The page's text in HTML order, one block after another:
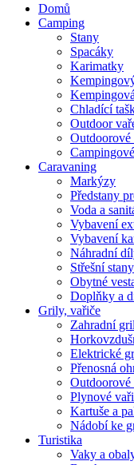
Domů
Camping
Stany
Spacáky
Karimatky
Chladící
Outdoor
Caravaning
Markýzy
Předstany
Voda a
Vybavení
Vybavení
Náhradní
Střešní stany
Obytné
Doplňky a
Grily, vařiče
Zahradní
Elektrické
Přenosná
Outdoorové
Plynové
Kartuše a
Nádobí ke
Turistika
Vaky a